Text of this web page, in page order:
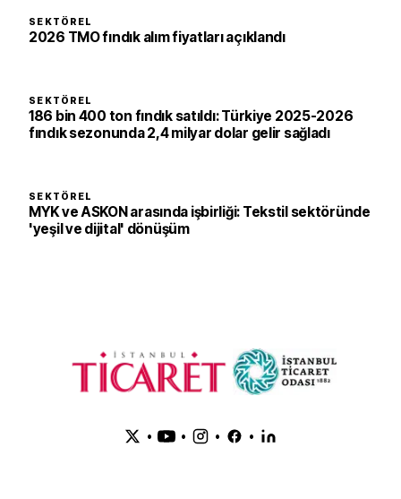
SEKTÖREL
2026 TMO fındık alım fiyatları açıklandı
SEKTÖREL
186 bin 400 ton fındık satıldı: Türkiye 2025-2026
fındık sezonunda 2,4 milyar dolar gelir sağladı
SEKTÖREL
MYK ve ASKON arasında işbirliği: Tekstil sektöründe
'yeşil ve dijital' dönüşüm
• • • •